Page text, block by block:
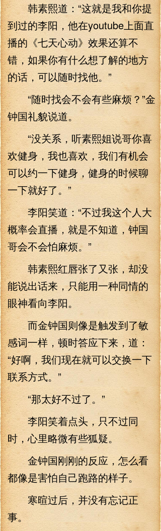
韩素熙道：“这就是我和你提
到过的李阳，他在youtube上面直
播的《七天心动》效果还算不
错，如果你有什么想了解的地方
的话，可以随时找他。”
“随时找会不会有些麻烦？”金
钟国礼貌说道。
“没关系，听素熙姐说哥你喜
欢健身，我也喜欢，我们有机会
可以约一下健身，健身的时候聊
一下就好了。”
李阳笑道：“不过我这个人大
概率会直播，就是不知道，钟国
哥会不会怕麻烦。”
韩素熙红唇张了又张，却没
能说出话来，只能用一种同情的
眼神看向李阳。
而金钟国则像是触发到了敏
感词一样，顿时答应下来，道：
“好啊，我们现在就可以交换一下
联系方式。”
“那太好不过了。”
李阳笑着点头，只不过同
时，心里略微有些狐疑。
金钟国刚刚的反应，怎么看
都像是害怕自己跑路的样子。
寒暄过后，并没有忘记正
事。